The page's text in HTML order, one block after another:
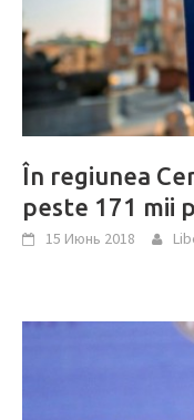
În regiunea
peste 171 mii
15 Июнь 2018